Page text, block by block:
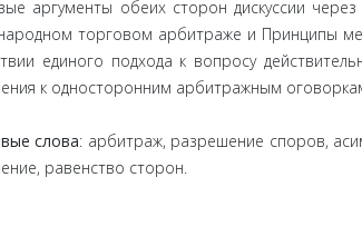
аргументы обеих сторон дискуссии
торговом арбитраже и Принципы
единого подхода к вопросу
к односторонним арбитражным
слова: арбитраж, разрешение споров,
равенство сторон.